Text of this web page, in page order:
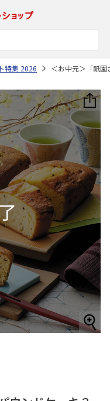
特集 2026 ＜お中元＞「祇